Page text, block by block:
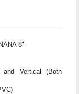
8"
and Vertical (Both